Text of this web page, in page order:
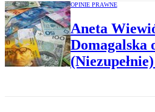
OPINIE PRAWNE
Aneta
Domagalska